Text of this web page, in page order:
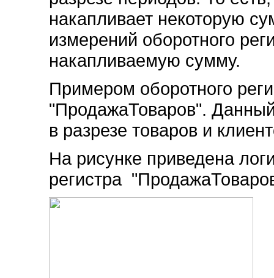
накапливает некоторую
измерений оборотного
накапливаемую сумму.
Примером оборотного
"ПродажаТоваров".
в разрезе товаров и
На рисунке приведена
регистра